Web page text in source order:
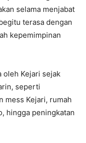
selama menjabat
terasa dengan
kepemimpinan
oleh Kejari sejak
seperti
mess Kejari, rumah
hingga peningkatan